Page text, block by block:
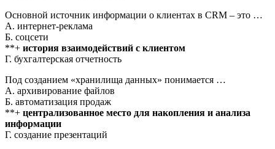
Основной источник информации о клиентах в CRM – это …
А. интернет-реклама
Б. соцсети
**+ история взаимодействий с клиентом
Г. бухгалтерская отчетность
Под созданием «хранилища данных» понимается …
А. архивирование файлов
Б. автоматизация продаж
**+ централизованное место для накопления и анализа
информации
Г. создание презентаций